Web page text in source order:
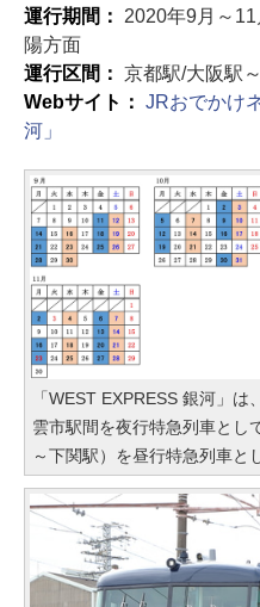
運行期間： 2020年9月～
陽方面
運行区間： 京都駅/大阪駅
Webサイト： JRおでかけ
河」
「WEST EXPRESS 銀河」
雲市駅間を夜行特急列車とし
～下関駅）を昼行特急列車と